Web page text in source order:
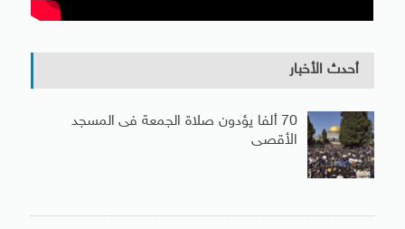
أحدث الأخبار
70 ألفا يؤدون صلاة الجمعة فى المسجد
الأقصى